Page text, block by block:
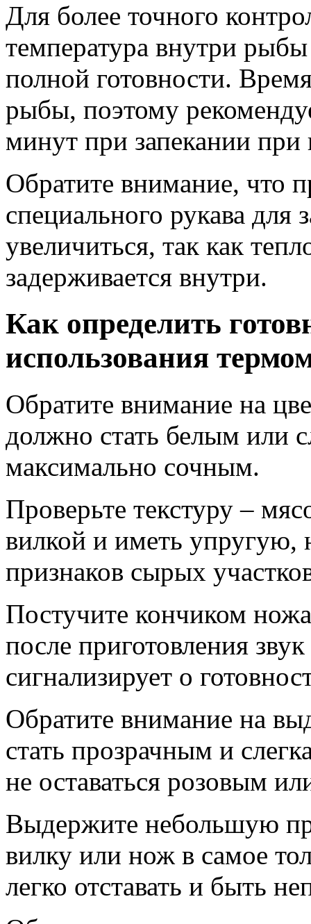
Для более точного
температура внутри
полной готовности.
рыбы, поэтому
минут при запекании при
Обратите внимание, что
специального рукава для
увеличиться, так как
задерживается внутри.
Как определить
использования
Обратите внимание на
должно стать белым или
максимально сочным.
Проверьте текстуру –
вилкой и иметь упругую,
признаков сырых
Постучите кончиком
после приготовления
сигнализирует о
Обратите внимание на
стать прозрачным и
не оставаться розовым
Выдержите небольшую
вилку или нож в самое
легко отставать и быть